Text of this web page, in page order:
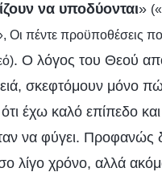
να υποδύονται»
πέντε προϋποθέσεις
. Ο λόγος του Θεού
σκεφτόμουν μόνο
έχω καλό επίπεδο
να φύγει.
λίγο χρόνο, αλλά